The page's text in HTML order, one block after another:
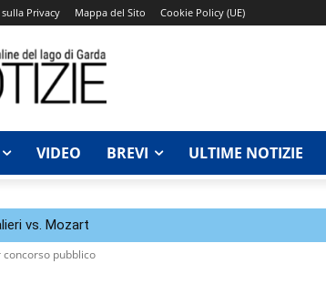
Privacy Mappa del Sito Cookie Policy (UE)
VIDEO BREVI ULTIME NOTIZIE
vs. Mozart
pubblico